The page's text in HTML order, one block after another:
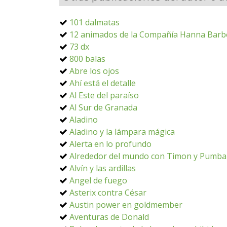
101 dalmatas
12 animados de la Compañía Hanna
73 dx
800 balas
Abre los ojos
Ahí está el detalle
Al Este del paraíso
Al Sur de Granada
Aladino
Aladino y la lámpara mágica
Alerta en lo profundo
Alrededor del mundo con Timon y Pumba
Alvín y las ardillas
Angel de fuego
Asterix contra César
Austin power en goldmember
Aventuras de Donald